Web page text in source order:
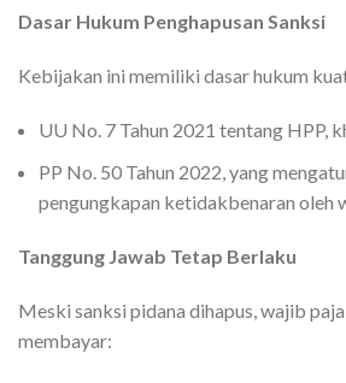
Dasar Hukum Penghapusan Sanksi
Kebijakan ini memiliki dasar hukum
UU No. 7 Tahun 2021 tentang HPP,
PP No. 50 Tahun 2022, yang
pengungkapan ketidakbenaran oleh
Tanggung Jawab Tetap Berlaku
Meski sanksi pidana dihapus, wajib
membayar: